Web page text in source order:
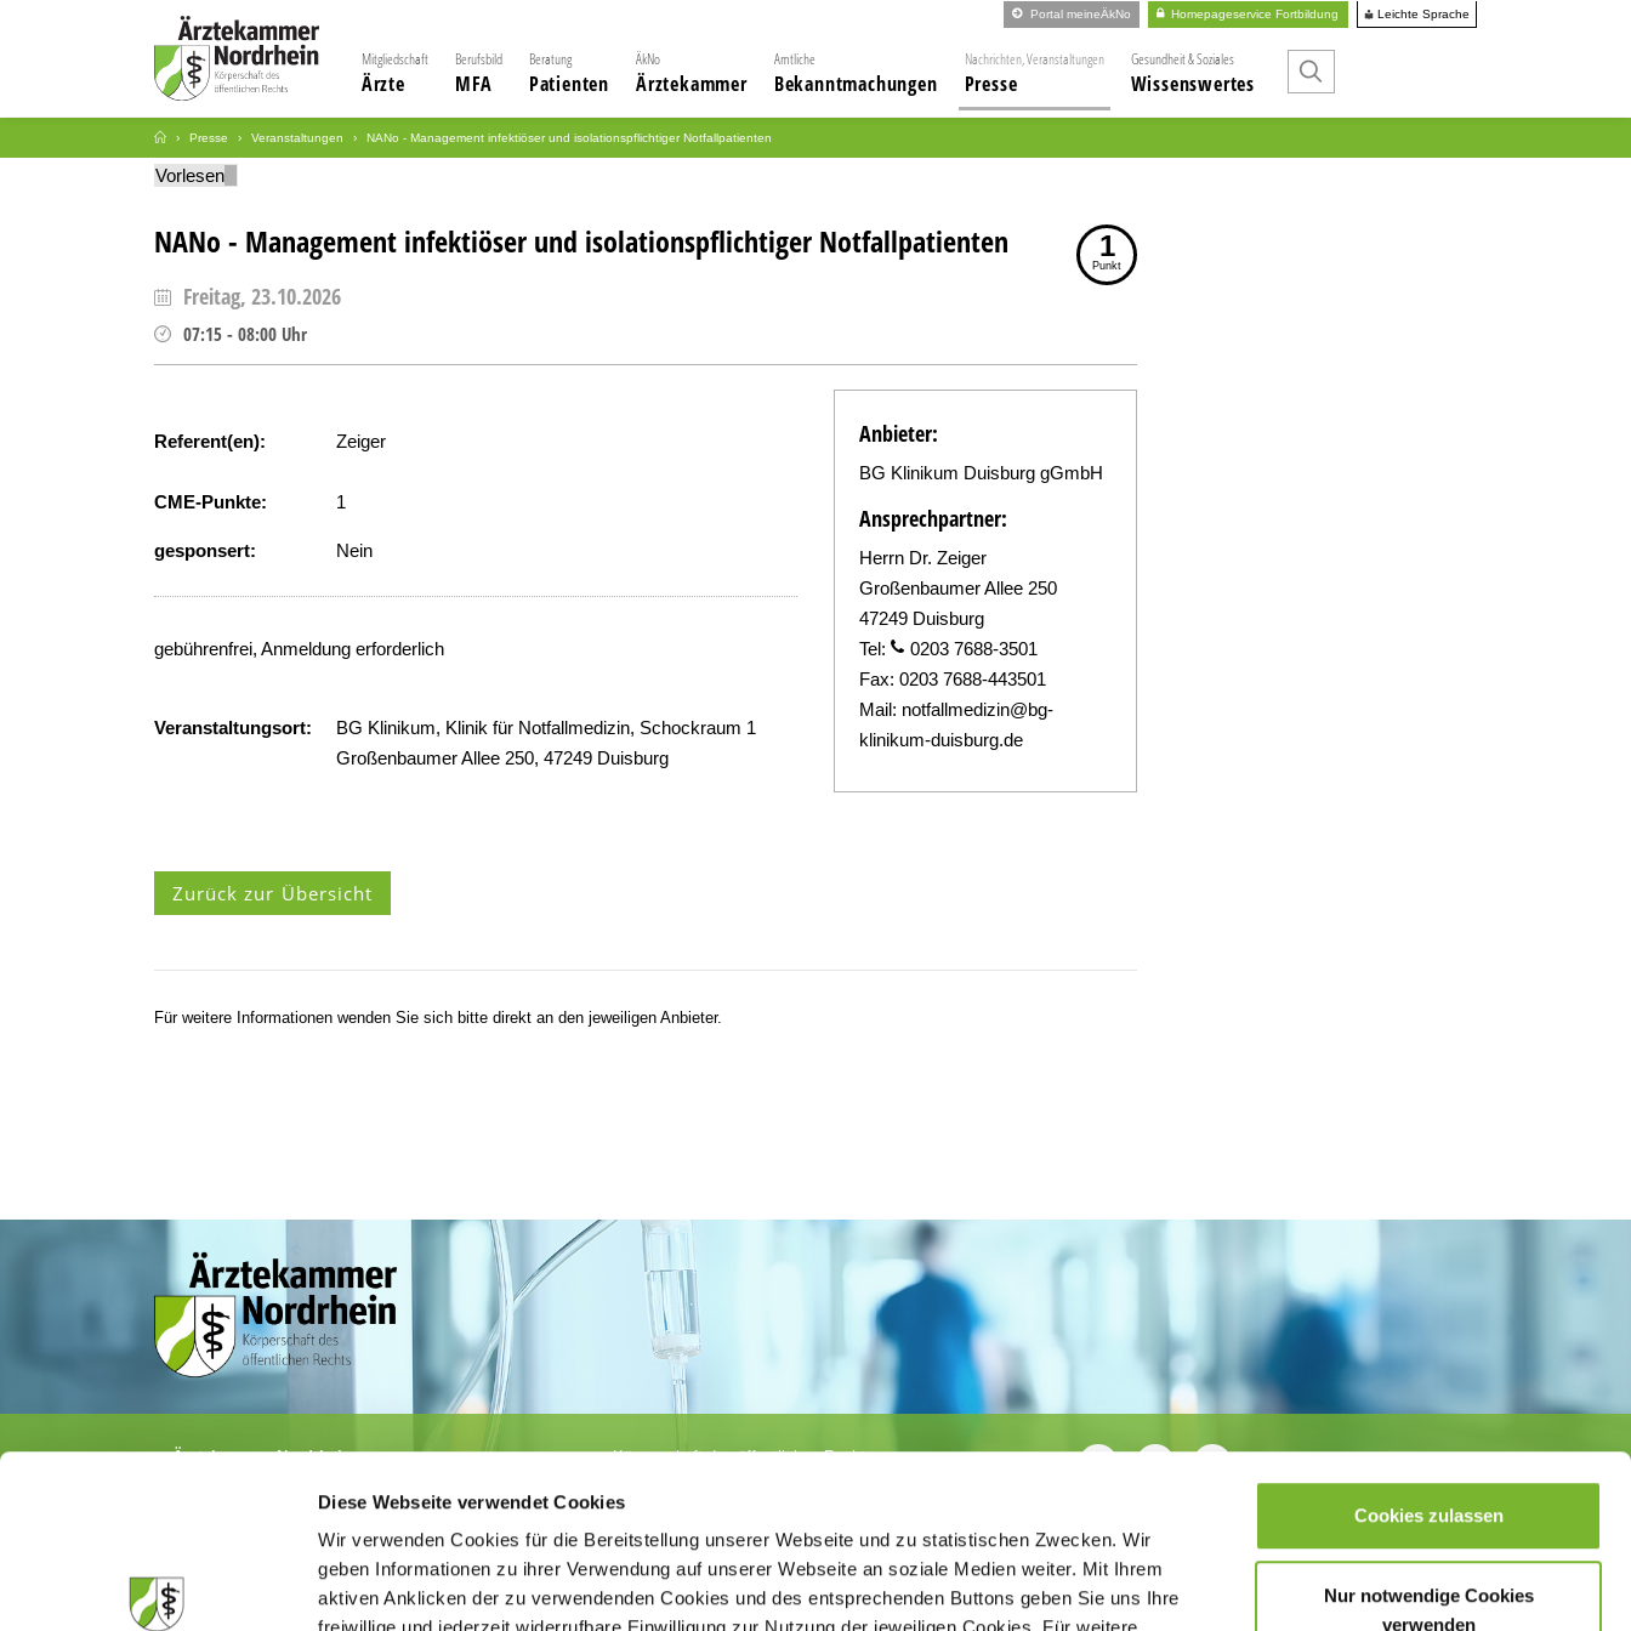
Diese Webseite verwendet Cookies
Wir verwenden Cookies für die Bereitstellung unserer Webseite und zu statistischen Zwecken. Wir
geben Informationen zu ihrer Verwendung auf unserer Webseite an soziale Medien weiter. Mit Ihrem
aktiven Anklicken der zu verwendenden Cookies und des entsprechenden Buttons geben Sie uns Ihre
Cookies zulassen
Nur notwendige Cookies
verwenden
Portal meineÄkNo Homepageservice Fortbildung Leichte Sprache
Mitgliedschaft
Ärzte
Berufsbild
MFA
Beratung
Patienten
ÄkNo
Ärztekammer
Amtliche
Bekanntmachungen
Nachrichten, Veranstaltungen
Presse
Gesundheit & Soziales
Wissenswertes
Presse Veranstaltungen NANo - Management infektiöser und isolationspflichtiger Notfallpatienten
Vorlesen
NANo - Management infektiöser und isolationspflichtiger Notfallpatienten 1
Punkt
Freitag, 23.10.2026
07:15 - 08:00 Uhr
Referent(en): Zeiger
CME-Punkte: 1
gesponsert: Nein
gebührenfrei, Anmeldung erforderlich
Veranstaltungsort:
BG Klinikum, Klinik für Notfallmedizin, Schockraum 1
Großenbaumer Allee 250, 47249 Duisburg
Anbieter:
BG Klinikum Duisburg gGmbH
Ansprechpartner:
Herrn Dr. Zeiger
Großenbaumer Allee 250
47249 Duisburg
Tel:
0203 7688-3501
Fax: 0203 7688-443501
Mail: notfallmedizin@bg-
klinikum-duisburg.de
Zurück zur Übersicht
Für weitere Informationen wenden Sie sich bitte direkt an den jeweiligen Anbieter.
Ärztekammer Nordrhein
· Fax 0211 / 4302 2009
aerztekammer@aekno.de
Körperschaft des öffentlichen Rechts